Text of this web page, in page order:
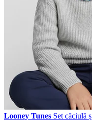
Looney Tunes Set căciulă